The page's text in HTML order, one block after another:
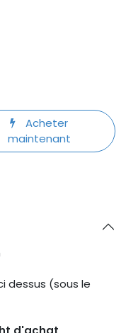
Acheter
maintenant
dessus (sous le